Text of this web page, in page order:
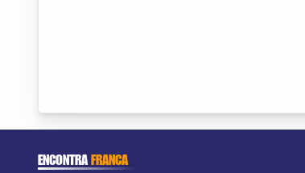
ENCONTRAFRANCA